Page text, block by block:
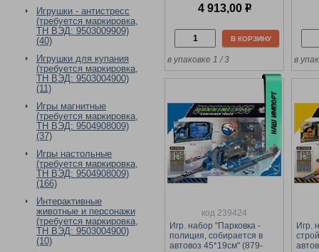
Игрушки - антистресс
(требуется маркировка,
ТН ВЭД: 9503009909)
(40)
Игрушки для купания
(требуется маркировка,
ТН ВЭД: 9503004900)
(11)
Игры магнитные
(требуется маркировка,
ТН ВЭД: 9504908009)
(37)
Игры настольные
(требуется маркировка,
ТН ВЭД: 9504908009)
(166)
Интерактивные
животные и персонажи
(требуется маркировка,
ТН ВЭД: 9503004900)
(10)
моделирования (сборка/
свет, звук, инструменты
4 913,00 р
В КОРЗИНУ
в упаковке 1 / 3 в
код 239424
Игр. набор "Парковка -
полиция, собирается в
автовоз 45*19см" (879-
Игр.